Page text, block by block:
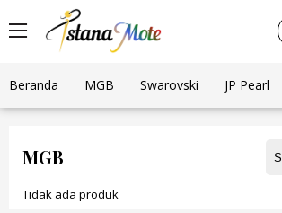
Beranda MGB Swarovski JP Pearl
MGB
Tidak ada produk